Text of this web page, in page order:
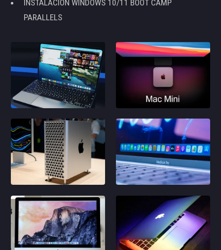
INSTALACIÓN WINDOWS 10/11 BOOT CAMP
PARALLELS